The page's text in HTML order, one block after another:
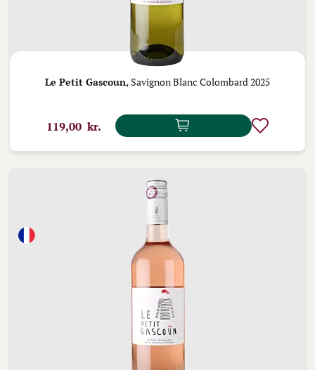
Le Petit Gascoun, Savignon Blanc Colombard 2025
119,00 kr.